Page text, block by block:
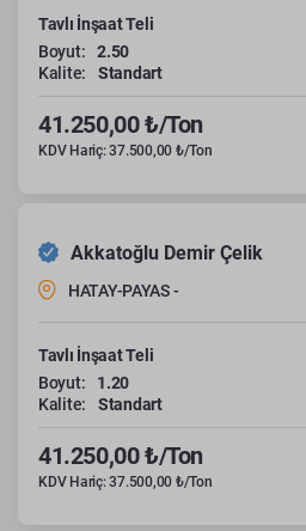
Tavlı İnşaat Teli
Boyut:
2.50
Kalite:
Standart
41.250,00 ₺/Ton
KDV Hariç: 37.500,00 ₺/Ton
Akkatoğlu Demir Çelik
HATAY-PAYAS -
Tavlı İnşaat Teli
Boyut:
1.20
Kalite:
Standart
41.250,00 ₺/Ton
KDV Hariç: 37.500,00 ₺/Ton